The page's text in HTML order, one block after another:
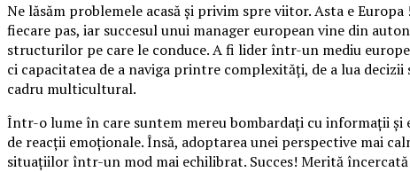
Ne lăsăm problemele acasă și privim spre viitor. Asta e
fiecare pas, iar succesul unui manager european vine din
structurilor pe care le conduce. A fi lider într-un mediu
ci capacitatea de a naviga printre complexități, de a lua
cadru multicultural.
Într-o lume în care suntem mereu bombardați cu informații
de reacții emoționale. Însă, adoptarea unei perspective mai
situațiilor într-un mod mai echilibrat. Succes! Merită